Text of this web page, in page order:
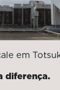
em
diferença.